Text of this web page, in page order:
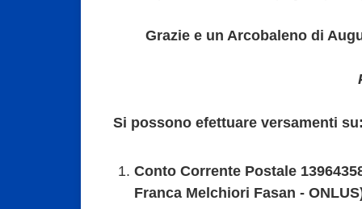
Grazie e un Arcobaleno di
Si possono efettuare versamenti
Conto Corrente Postale
Franca Melchiori Fasan -